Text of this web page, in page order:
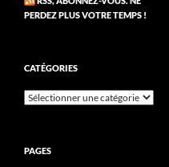
PERDEZ PLUS VOTRE TEMPS !
CATÉGORIES
Catégories
PAGES